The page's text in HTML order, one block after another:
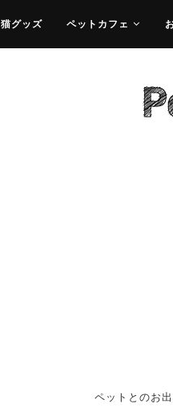
猫グッズ ペットカフェ 
ペットとのお